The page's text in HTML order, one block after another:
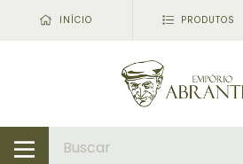
INÍCIO PRODUTOS